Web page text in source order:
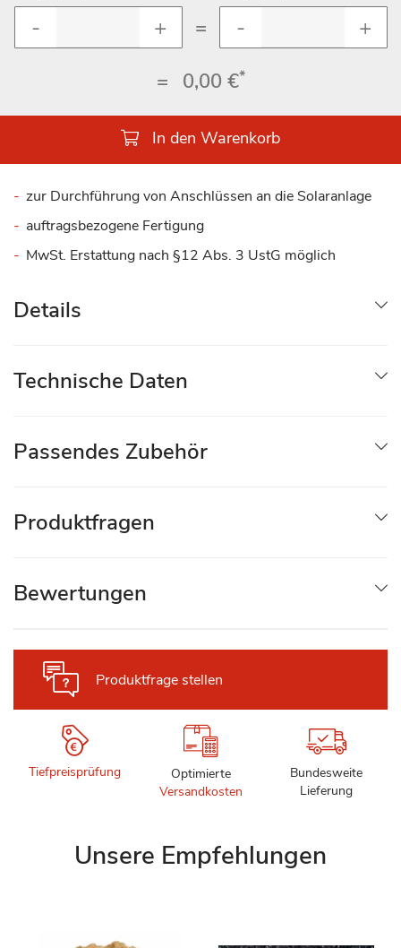
=
= 0,00 €*
In den Warenkorb
zur Durchführung von Anschlüssen an die Solaranlage
auftragsbezogene Fertigung
MwSt. Erstattung nach §12 Abs. 3 UstG möglich
Produktfrage stellen
Tiefpreisprüfung
Optimierte
Versandkosten
Bundesweite
Lieferung
Details
Technische Daten
Passendes Zubehör
Produktfragen
Bewertungen
Unsere Empfehlungen